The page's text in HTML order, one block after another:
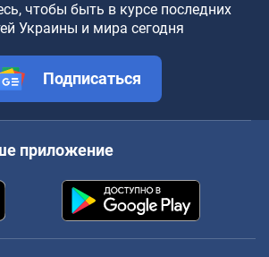
чтобы быть в курсе последних
Украины и мира сегодня
Подписаться
приложение